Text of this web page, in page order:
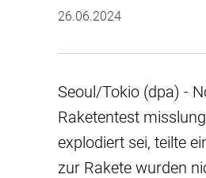
26.06.2024
Seoul/Tokio (dpa) -
Raketentest
explodiert sei, teilte
zur Rakete wurden